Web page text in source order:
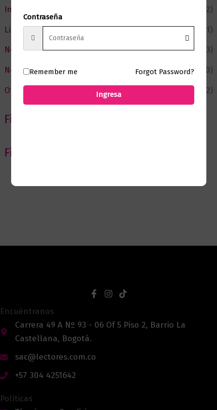
Infantil y Juvenil
(212)
Literatura
(371)
Negocios
(43)
Novedades
(110)
Ofertas
(12)
Filtrar por Autor
Filtrar por editorial
Encuéntranos
Carrera 49 A Nº 93 - 06 Of 5 Piso 2, Barrio La
Castellana, Bogotá.
sac@lectores.com.co
+57 304 4251642
Políticas
Contraseña
Remember me Forgot Password?
Ingresa